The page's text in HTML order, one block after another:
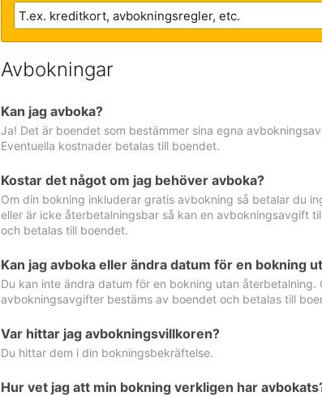
Avbokningar
Kan jag avboka?
Ja! Det är boendet som bestämmer sina egna
Eventuella kostnader betalas till boendet.
Kostar det något om jag behöver avboka?
Om din bokning inkluderar gratis avbokning så betalar du
eller är icke återbetalningsbar så kan en avbokningsavgift
och betalas till boendet.
Kan jag avboka eller ändra datum för en bokning
Du kan inte ändra datum för en bokning utan
avbokningsavgifter bestäms av boendet och betalas till
Var hittar jag avbokningsvillkoren?
Du hittar dem i din bokningsbekräftelse.
Hur vet jag att min bokning verkligen har